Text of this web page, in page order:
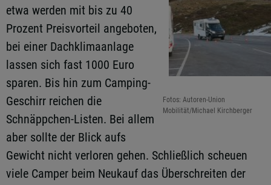
Fotos: Autoren-Union
Mobilität/Michael Kirchberger
etwa werden mit bis zu 40
Prozent Preisvorteil angeboten,
bei einer Dachklimaanlage
lassen sich fast 1000 Euro
sparen. Bis hin zum Camping-
Geschirr reichen die
Schnäppchen-Listen. Bei allem
aber sollte der Blick aufs
Gewicht nicht verloren gehen. Schließlich scheuen
viele Camper beim Neukauf das Überschreiten der